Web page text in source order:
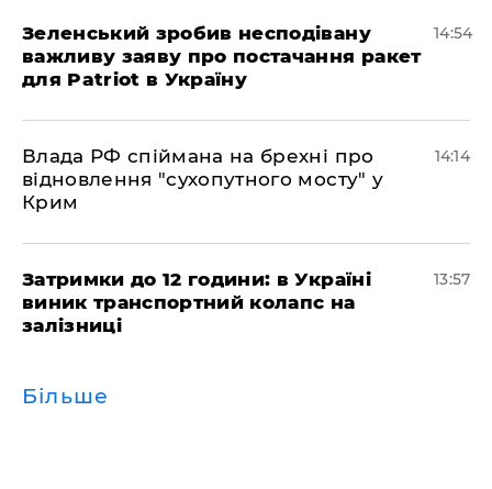
Зеленський зробив несподівану
важливу заяву про постачання ракет
для Patriot в Україну
14:54
Влада РФ спіймана на брехні про
відновлення "сухопутного мосту" у
Крим
14:14
Затримки до 12 години: в Україні
виник транспортний колапс на
залізниці
13:57
Більше